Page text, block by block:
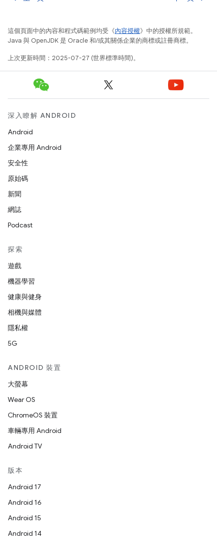
這個頁面中的內容和程式碼範例均受《內容授權》中的授權所規範。
Java 與 OpenJDK 是 Oracle 和/或其關係企業的商標或註冊商標。
上次更新時間：2025-07-27 (世界標準時間)。
深入瞭解 ANDROID
Android
企業專用 Android
安全性
原始碼
新聞
網誌
Podcast
探索
遊戲
機器學習
健康與健身
相機與媒體
隱私權
5G
ANDROID 裝置
大螢幕
Wear OS
ChromeOS 裝置
車輛專用 Android
Android TV
版本
Android 17
Android 16
Android 15
Android 14